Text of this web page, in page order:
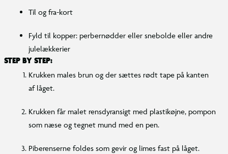
Til og fra-kort
Fyld til kopper: perbernødder eller snebolde eller andre
julelækkerier
STEP BY STEP:
Krukken males brun og der sættes rødt tape på kanten
af låget.
Krukken får malet rensdyransigt med plastikøjne, pompon
som næse og tegnet mund med en pen.
Piberenserne foldes som gevir og limes fast på låget.